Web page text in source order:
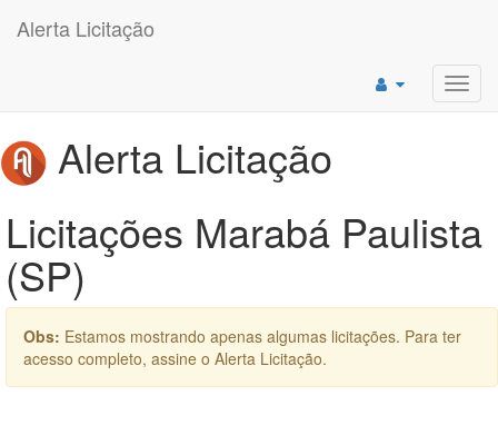
Alerta Licitação
Alerta Licitação
Licitações Marabá Paulista
(SP)
Obs: Estamos mostrando apenas algumas licitações. Para ter
acesso completo, assine o Alerta Licitação.